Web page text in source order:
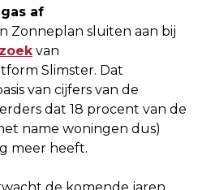
af
Zonneplan sluiten aan bij
van
Slimster. Dat
van cijfers van de
dat 18 procent van de
name woningen dus)
meer heeft.
de komende jaren